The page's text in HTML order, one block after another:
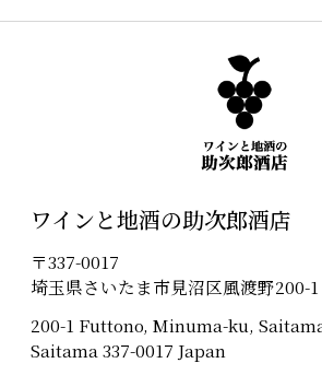
ワインと地酒の助次郎酒店
〒337-0017
埼玉県さいたま市見沼区風渡野200-1
200-1 Futtono, Minuma-ku,
Saitama 337-0017 Japan